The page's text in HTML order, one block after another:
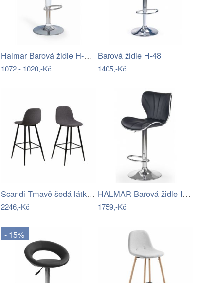
Halmar Barová židle H-17 Bílá
1072,- 1020,-Kč
Barová židle H-48
1405,-Kč
Scandi Tmavě šedá látková barová židle…
2246,-Kč
HALMAR Barová židle Ivy5 černá
1759,-Kč
- 15%